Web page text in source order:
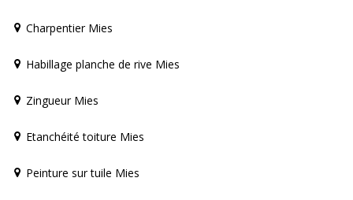
Charpentier Mies
Habillage planche de rive Mies
Zingueur Mies
Etanchéité toiture Mies
Peinture sur tuile Mies